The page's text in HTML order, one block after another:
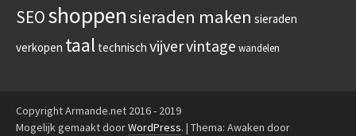
SEOshoppensieraden maken sieraden
verkopen taal technisch vijvervintage wandelen
Copyright Armande.net 2016 - 2019
Mogelijk gemaakt doorWordPress. | Thema: Awaken door